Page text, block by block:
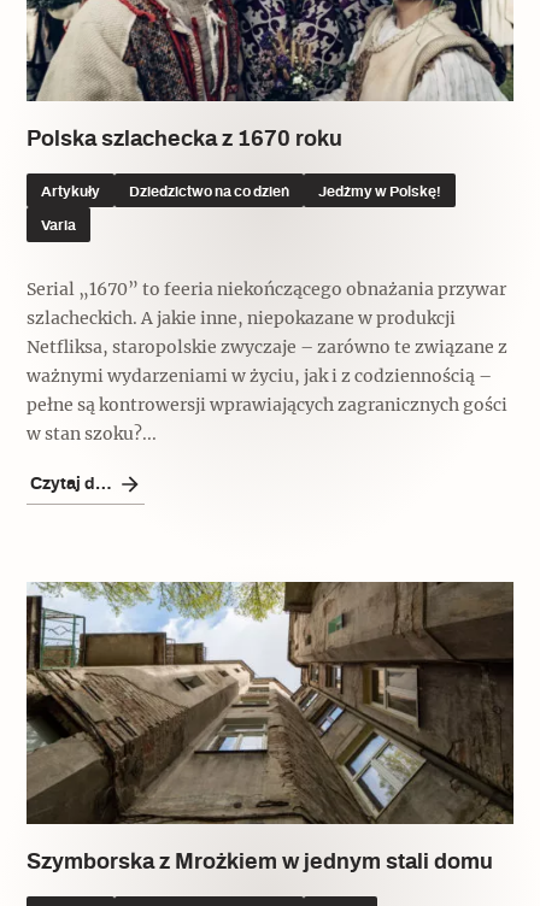
Polska szlachecka z 1670 roku
Artykuły Dziedzictwo na co dzień Jedźmy w Polskę!
Varia
Serial „1670” to feeria niekończącego obnażania przywar
szlacheckich. A jakie inne, niepokazane w produkcji
Netfliksa, staropolskie zwyczaje – zarówno te związane z
ważnymi wydarzeniami w życiu, jak i z codziennością –
pełne są kontrowersji wprawiających zagranicznych gości
w stan szoku?...
Czytaj dalej
Szymborska z Mrożkiem w jednym stali domu